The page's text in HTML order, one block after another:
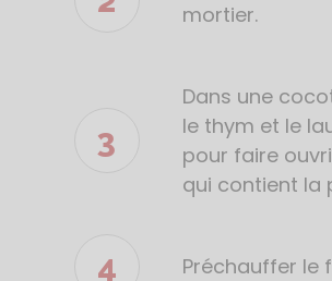
mortier.
Dans une
le thym et le
pour faire
qui contient la
Préchauffer le